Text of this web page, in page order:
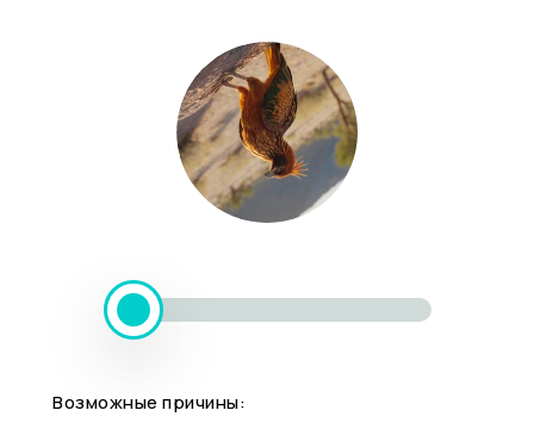
Возможные причины: